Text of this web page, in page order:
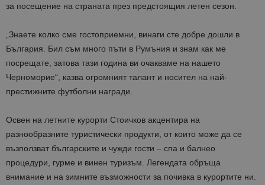
за посещение на страната през предстоящия летен сезон.
„Знаете колко сме гостоприемни, винаги сте добре дошли в
България. Бил съм много пъти в Румъния и знам как ме
посрещате, затова тази година ви очакваме на нашето
Черноморие“, казва огромният талант и носител на най-
престижните футболни награди.
Освен на летните курорти Стоичков акцентира на
разнообразните туристически продукти, от които може да се
възползват българските и чужди гости – спа и балнео
процедури, гурме и винен туризъм. Легендата обръща
внимание и на зимните възможности за почивка в курортите ни.